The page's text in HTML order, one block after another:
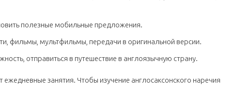
полезные мобильные предложения.
фильмы, мультфильмы, передачи в оригинальной версии.
отправиться в путешествие в англоязычную страну.
занятия. Чтобы изучение англосаксонского наречия